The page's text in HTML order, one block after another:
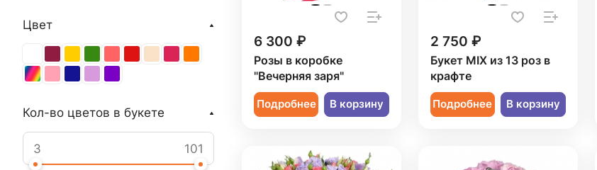
6 300 ₽
Розы в коробке
"Вечерняя заря"
Подробнее В корзину
2 750 ₽
Букет MIX из 13 роз в
крафте
Подробнее В корзину
Цвет
Кол-во цветов в букете